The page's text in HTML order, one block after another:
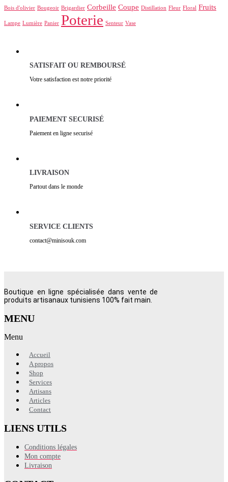
Bois d'olivier Bougeoir Brigardier Corbeille Coupe Distillation Fleur Floral Fruits
Lampe Lumière Panier Poterie Senteur Vase
SATISFAIT OU REMBOURSÉ
Votre satisfaction est notre priorité
PAIEMENT SECURISÉ
Paiement en ligne securisé
LIVRAISON
Partout dans le monde
SERVICE CLIENTS
contact@minisouk.com
Boutique en ligne spécialisée dans vente de
produits artisanaux tunisiens 100% fait main.
MENU
Menu
Accueil
A propos
Shop
Services
Artisans
Articles
Contact
LIENS UTILS
Conditions légales
Mon compte
Livraison